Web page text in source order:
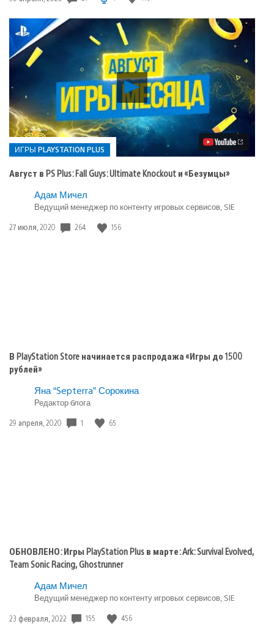
Воспроизвести
видео
Август
в
PS
Plus:
Fall
Guys:
Ultimate
«Безумцы»
ИГРЫ PLAYSTATION PLUS
Август в PS Plus: Fall Guys: Ultimate Knockout и «Безумцы»
Опубликовано
Игры
playstation
Адам Мичел
Ведущий менеджер по контенту игровых сервисов, SIE
Дата
27 июля, 2020 264 156
В PlayStation Store начинается распродажа «Игры до 1500
рублей»
Яна “Septerra” Сорокина
Редактор блога
Дата
29 апреля, 2020 1 65
ОБНОВЛЕНО: Игры PlayStation Plus в марте: Ark: Survival Evolved,
Team Sonic Racing, Ghostrunner
Адам Мичел
Ведущий менеджер по контенту игровых сервисов, SIE
Дата
23 февраля, 2022 155 456